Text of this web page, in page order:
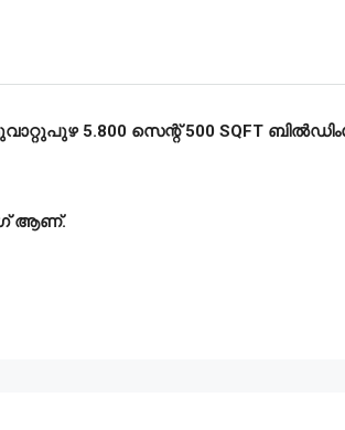
5.800 സെന്റ് 500 SQFT
ആണ്.